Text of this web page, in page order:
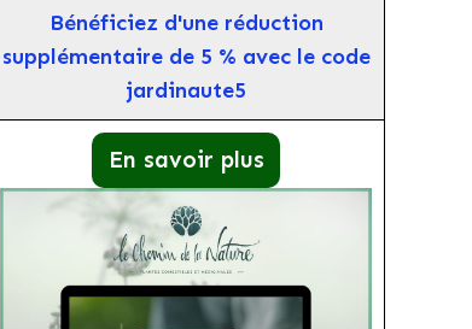
Bénéficiez d'une réduction
supplémentaire de 5 % avec le code
jardinaute5
En savoir plus